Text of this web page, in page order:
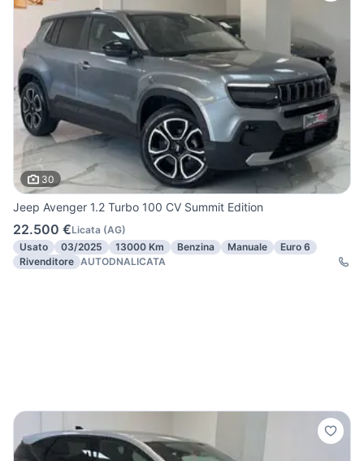
30
Jeep Avenger 1.2 Turbo 100 CV Summit Edition
22.500 €Licata (AG)
Usato
03/2025 13000 Km Benzina Manuale
Euro 6
Rivenditore AUTODNALICATA